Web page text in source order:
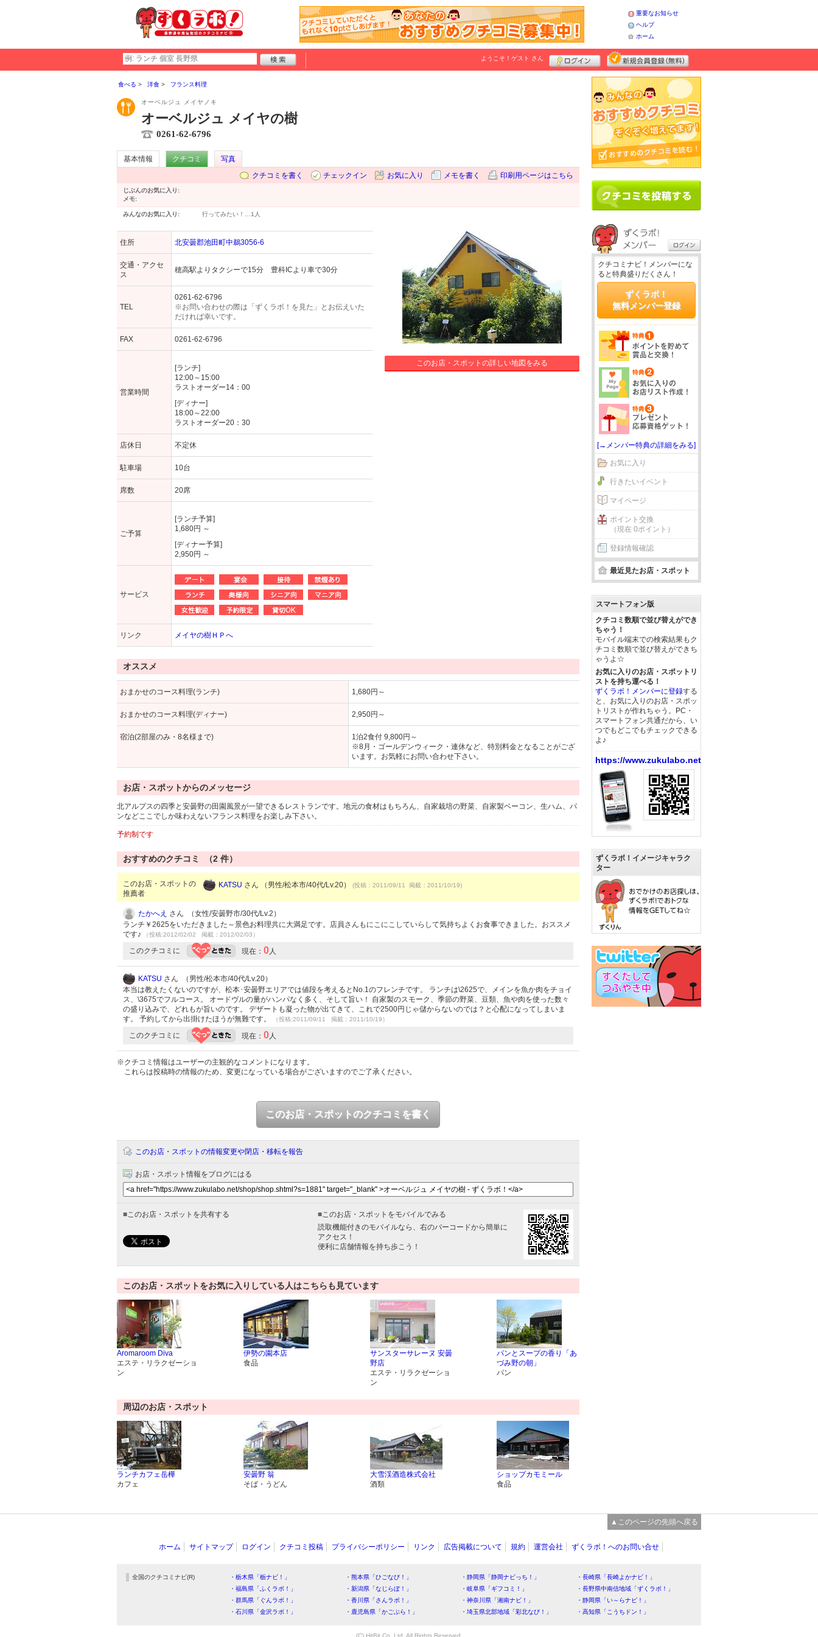
重要なお知らせ
ヘルプ
ホーム
ようこそ！ ゲスト さん
食べる 洋食 フランス料理
オーベルジュ メイヤノキ
オーベルジュ メイヤの樹
0261-62-6796
基本情報 クチコミ
写真
クチコミを書く
チェックイン お気に入り メモを書く 印刷用ページはこちら
じぶんのお気に入り:
メモ:
みんなのお気に入り: 行ってみたい！… 1人
住所 北安曇郡池田町中鵜3056-6
交通・アクセ
ス
穂高駅よりタクシーで15分 豊科ICより車で30分
TEL
0261-62-6796
※お問い合わせの際は「ずくラボ！を見た」とお伝えいた
だければ幸いです。
FAX 0261-62-6796
営業時間
[ランチ]
12:00～15:00
ラストオーダー14：00
[ディナー]
18:00～22:00
ラストオーダー20：30
店休日 不定休
駐車場 10台
席数 20席
ご予算
[ランチ予算]
1,680円 ～
[ディナー予算]
2,950円 ～
サービス
リンク メイヤの樹ＨＰへ
このお店・スポットの詳しい地図をみる
オススメ
おまかせのコース料理(ランチ) 1,680円～
おまかせのコース料理(ディナー) 2,950円～
宿泊(2部屋のみ・8名様まで)
1泊2食付 9,800円～
※8月・ゴールデンウィーク・連休など、特別料金となることがござ
います。お気軽にお問い合わせ下さい。
お店・スポットからのメッセージ
北アルプスの四季と安曇野の田園風景が一望できるレストランです。地元の食材はもちろん、自家栽培の野菜、自家製ベーコン、生ハム、パ
ンなどここでしか味わえないフランス料理をお楽しみ下さい。
予約制です
おすすめのクチコミ （2 件）
このお店・スポットの
推薦者
KATSU さん （男性/松本市/40代/Lv.20） (投稿：2011/09/11 掲載：2011/10/19)
たかへえ さん （女性/安曇野市/30代/Lv.2）
ランチ￥2625をいただきました～景色お料理共に大満足です。店員さんもにこにこしていらして気持ちよくお食事できました。おススメ
です♪
（投稿:2012/02/02 掲載：2012/02/03）
このクチコミに 現在： 0人
KATSU さん （男性/松本市/40代/Lv.20）
本当は教えたくないのですが、松本･安曇野エリアでは値段を考えるとNo.1のフレンチです。 ランチは\2625で、メインを魚か肉をチョイ
ス、\3675でフルコース。 オードヴルの量がハンパなく多く、そして旨い！ 自家製のスモーク、季節の野菜、豆類、魚や肉を使った数々
の盛り込みで、どれもが旨いのです。 デザートも凝った物が出てきて、これで2500円じゃ儲からないのでは？と心配になってしまいま
す。 予約してから出掛けたほうが無難です。
（投稿:2011/09/11 掲載：2011/10/19）
このクチコミに 現在： 0人
※クチコミ情報はユーザーの主観的なコメントになります。
これらは投稿時の情報のため、変更になっている場合がございますのでご了承ください。
このお店・スポットのクチコミを書く
このお店・スポットの情報変更や閉店・移転を報告
お店・スポット情報をブログにはる
■このお店・スポットを共有する ■このお店・スポットをモバイルでみる
読取機能付きのモバイルなら、右のバーコードから簡単に
アクセス！
便利に店舗情報を持ち歩こう！
このお店・スポットをお気に入りしている人はこちらも見ています
Aromaroom Diva
エステ・リラクゼーショ
ン
伊勢の園本店
食品
サンスターサレーヌ 安曇
野店
エステ・リラクゼーショ
ン
パンとスープの香り「あ
づみ野の朝」
パン
周辺のお店・スポット
ランチカフェ岳樺
カフェ
安曇野 翁
そば・うどん
大雪渓酒造株式会社
酒類
ショップカモミール
食品
クチコミナビ！メンバーにな
ると特典盛りだくさん！
ずくラボ！
無料メンバー登録
[→メンバー特典の詳細をみる]
お気に入り
行きたいイベント
マイページ
ポイント交換
（現在 0ポイント）
登録情報確認
最近見たお店・スポット
スマートフォン版
クチコミ数順で並び替えができ
ちゃう！
モバイル端末での検索結果もク
チコミ数順で並び替えができち
ゃうよ☆
お気に入りのお店・スポットリ
ストを持ち運べる！
ずくラボ！メンバーに登録する
と、お気に入りのお店・スポッ
トリストが作れちゃう。PC・
スマートフォン共通だから、い
つでもどこでもチェックできる
よ♪
https://www.zukulabo.net/
ずくラボ！イメージキャラク
ター
▲このページの先頭へ戻る
ホーム サイトマップ ログイン クチコミ投稿 プライバシーポリシー リンク 広告掲載について 規約 運営会社 ずくラボ！へのお問い合せ
全国のクチコミナビ(R) ・栃木県「栃ナビ！」 ・熊本県「ひごなび！」 ・静岡県「静岡ナビっち！」
・長崎県「長崎よかナビ！」
・福島県「ふくラボ！」
・新潟県「なじらぼ！」 ・岐阜県「ギフコミ！」
・長野県中南信地域「ずくラボ！」
・群馬県「ぐんラボ！」
・香川県「さんラボ！」 ・神奈川県「湘南ナビ！」
・静岡県「い～らナビ！」
・石川県「金沢ラボ！」
・鹿児島県「かごぶら！」 ・埼玉県北部地域「彩北なび！」 ・高知県「こうちドン！」
(C) HitBit Co.,Ltd. All Rights Reserved.